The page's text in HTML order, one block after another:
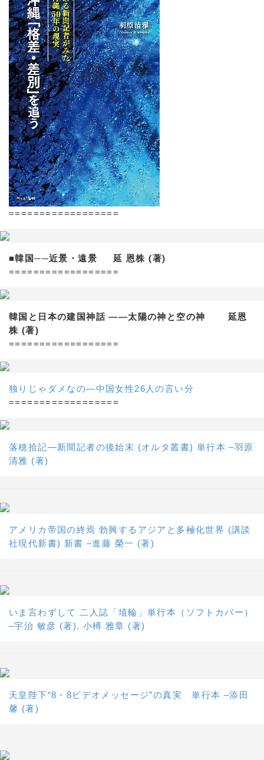
==================
■韓国──近景・遠景 延 恩株 (著)
==================
韓国と日本の建国神話 ——太陽の神と空の神 延恩
株 (著)
==================
独りじゃダメなの―中国女性26人の言い分
==================
落穂拾記―新聞記者の後始末 (オルタ叢書) 単行本 –羽原
清雅 (著)
アメリカ帝国の終焉 勃興するアジアと多極化世界 (講談
社現代新書) 新書 –進藤 榮一 (著)
いま言わずして 二人誌「埴輪」単行本（ソフトカバー）
–宇治 敏彦 (著), 小榑 雅章 (著)
天皇陛下“8・8ビデオメッセージ”の真実 単行本 –添田
馨 (著)